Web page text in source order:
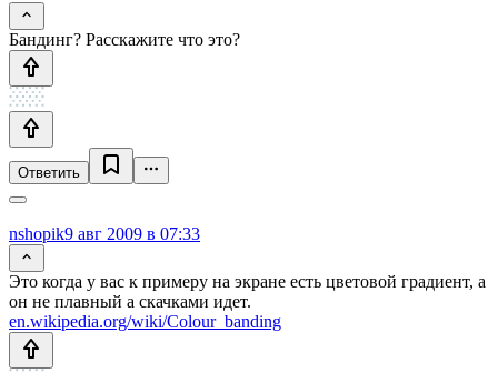
Бандинг? Расскажите что это?
Ответить
nshopik9 авг 2009 в 07:33
Это когда у вас к примеру на экране есть цветовой градиент, а
он не плавный а скачками идет.
en.wikipedia.org/wiki/Colour_banding